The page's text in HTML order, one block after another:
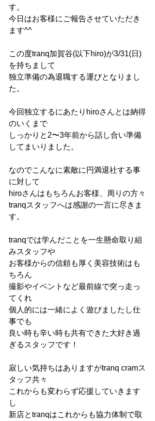
す。
今日はお客様にご報告させていただき
ます^^
この度tranq加賀谷(以下hiro)が3/31(日)
を持ちまして
独立準備の為退職する運びとなりまし
た。
今回独立するにあたりhiroさんとは納得
のいくまで
しっかりと2〜3年前から話し合い準備
してまいりました。
なのでこんなに素敵に円満退社する事
に対して
hiroさんはもちろんお客様、周りの方々
tranqスタッフへは感謝の一言に尽きま
す。
tranqでは学んだことを一生懸命取り組
みスタッフや
お客様からの信頼も厚く美容技術はも
ちろん
撮影やイベントなど最前線で突っ走っ
てくれ
個人的には一緒によく遊びましたし仕
事でも
良い時も辛い時も共有できた大好き過
ぎるスタッフです！
寂しい気持ちはありますがtranq cramス
タッフ共々
これからも変わらず応援していきます
し
新店とtranqはこれからも協力体制で取